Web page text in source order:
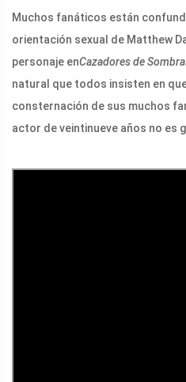
Muchos fanáticos están
orientación sexual de Matthew
personaje enCazadores de
natural que todos insisten en
consternación de sus muchos
actor de veintinueve años no es